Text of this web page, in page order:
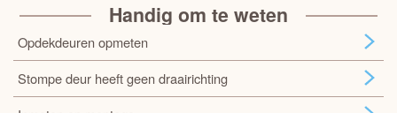
Handig om te weten
Opdekdeuren opmeten
Stompe deur heeft geen draairichting